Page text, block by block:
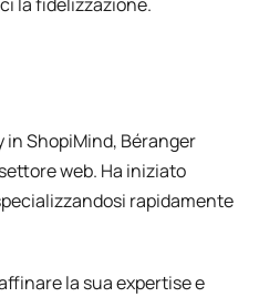
in ShopiMind, Béranger
web. Ha iniziato
rapidamente
la sua expertise e